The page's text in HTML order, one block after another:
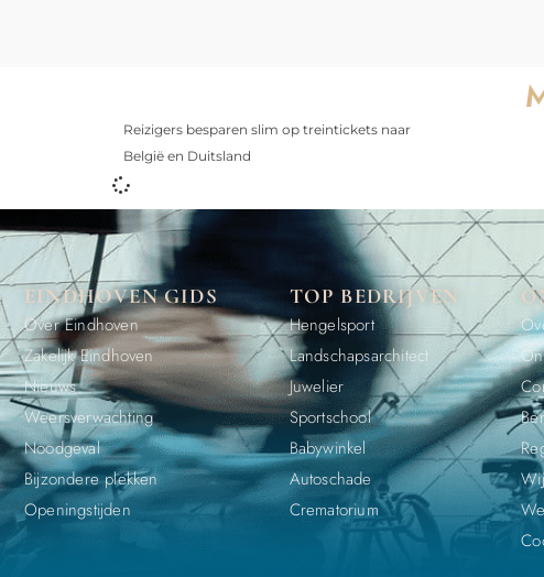
Reizigers besparen slim op treintickets naar
België en Duitsland
EINDHOVEN GIDS
Over Eindhoven
Zakelijk Eindhoven
Nieuws
Weersverwachting
Noodgeval
Bijzondere plekken
Openingstijden
TOP BEDRIJVEN
Hengelsport
Landschapsarchitect
Juwelier
Sportschool
Babywinkel
Autoschade
Crematorium